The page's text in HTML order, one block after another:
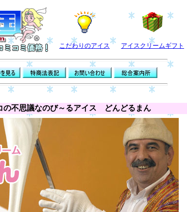
こだわりのアイス アイスクリームギフト
不思議なのび～るアイス どんどるまん